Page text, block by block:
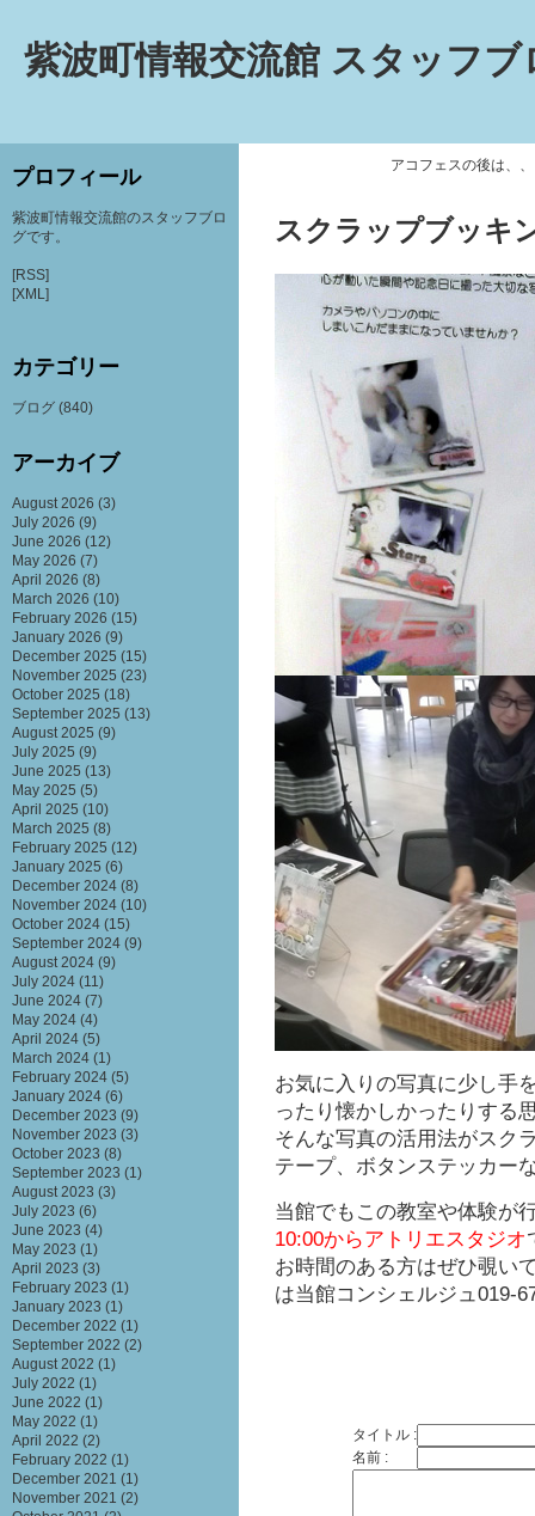
紫波町情報交流館 スタッフブ
アコフェスの後は、
スクラップブッキ
お気に入りの写真に少し手
ったり懐かしかったりする
そんな写真の活用法がスク
テープ、ボタンステッカー
当館でもこの教室や体験が
10:00からアトリエスタジオ
お時間のある方はぜひ覗い
は当館コンシェルジュ019-
タイトル :
名前 :
プロフィール
紫波町情報交流館のスタッフブロ
グです。
[RSS]
[XML]
カテゴリー
ブログ (840)
アーカイブ
August 2026 (3)
July 2026 (9)
June 2026 (12)
May 2026 (7)
April 2026 (8)
March 2026 (10)
February 2026 (15)
January 2026 (9)
December 2025 (15)
November 2025 (23)
October 2025 (18)
September 2025 (13)
August 2025 (9)
July 2025 (9)
June 2025 (13)
May 2025 (5)
April 2025 (10)
March 2025 (8)
February 2025 (12)
January 2025 (6)
December 2024 (8)
November 2024 (10)
October 2024 (15)
September 2024 (9)
August 2024 (9)
July 2024 (11)
June 2024 (7)
May 2024 (4)
April 2024 (5)
March 2024 (1)
February 2024 (5)
January 2024 (6)
December 2023 (9)
November 2023 (3)
October 2023 (8)
September 2023 (1)
August 2023 (3)
July 2023 (6)
June 2023 (4)
May 2023 (1)
April 2023 (3)
February 2023 (1)
January 2023 (1)
December 2022 (1)
September 2022 (2)
August 2022 (1)
July 2022 (1)
June 2022 (1)
May 2022 (1)
April 2022 (2)
February 2022 (1)
December 2021 (1)
November 2021 (2)